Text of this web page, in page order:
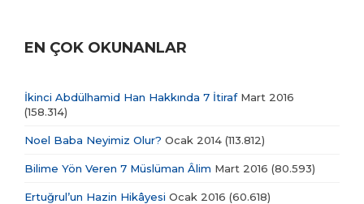
EN ÇOK OKUNANLAR
İkinci Abdülhamid Han Hakkında 7 İtirafMart 2016
(158.314)
Noel Baba Neyimiz Olur? Ocak 2014 (113.812)
Bilime Yön Veren 7 Müslüman Âlim Mart 2016 (80.593)
Ertuğrul’un Hazin Hikâyesi Ocak 2016 (60.618)